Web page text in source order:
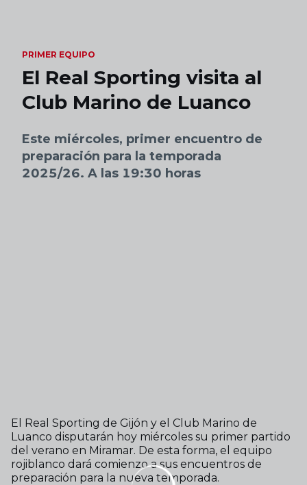
PRIMER EQUIPO
El Real Sporting visita al
Club Marino de Luanco
Este miércoles, primer encuentro de
preparación para la temporada
2025/26. A las 19:30 horas
El Real Sporting de Gijón y el Club Marino de
Luanco disputarán hoy miércoles su primer partido
del verano en Miramar. De esta forma, el equipo
rojiblanco dará comienzo a sus encuentros de
preparación para la nueva temporada.